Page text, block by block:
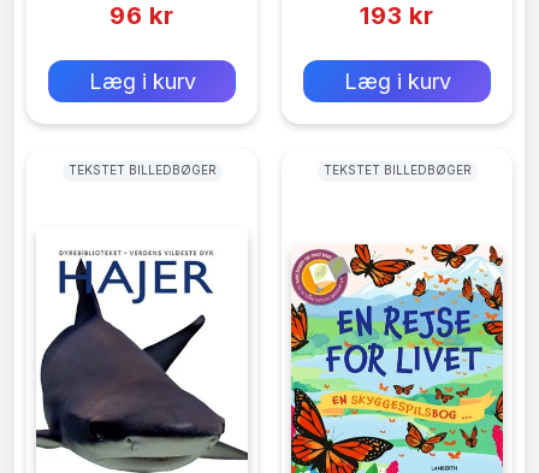
96 kr
Læg i kurv
193 kr
Læg i kurv
TEKSTET BILLEDBØGER TEKSTET BILLEDBØGER